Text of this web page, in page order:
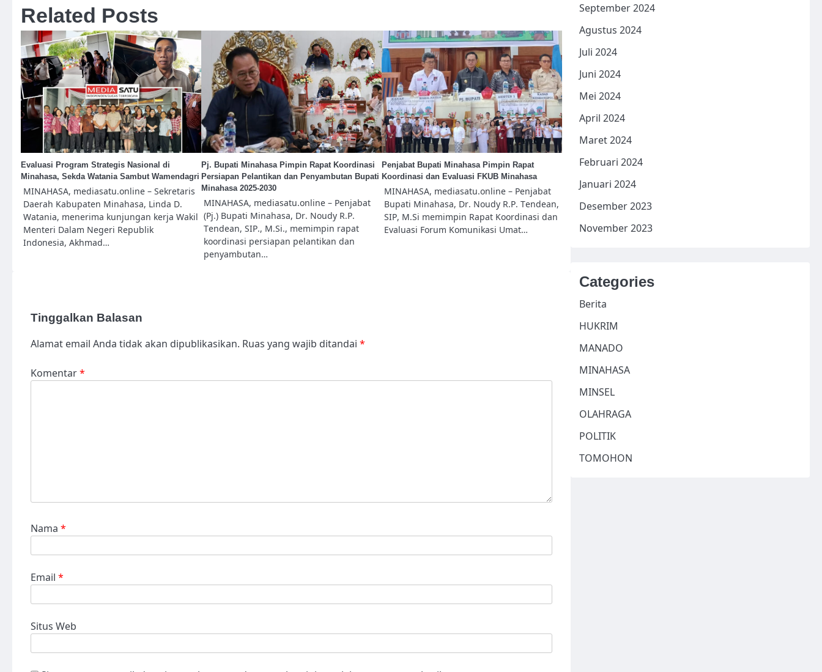
Related Posts
Evaluasi Program Strategis Nasional di
Minahasa, Sekda Watania Sambut Wamendagri
MINAHASA, mediasatu.online – Sekretaris
Daerah Kabupaten Minahasa, Linda D.
Watania, menerima kunjungan kerja Wakil
Menteri Dalam Negeri Republik
Indonesia, Akhmad…
Pj. Bupati Minahasa Pimpin Rapat Koordinasi
Persiapan Pelantikan dan Penyambutan Bupati
Minahasa 2025-2030
MINAHASA, mediasatu.online – Penjabat
(Pj.) Bupati Minahasa, Dr. Noudy R.P.
Tendean, SIP., M.Si., memimpin rapat
koordinasi persiapan pelantikan dan
penyambutan…
Penjabat Bupati Minahasa Pimpin Rapat
Koordinasi dan Evaluasi FKUB Minahasa
MINAHASA, mediasatu.online – Penjabat
Bupati Minahasa, Dr. Noudy R.P. Tendean,
SIP, M.Si memimpin Rapat Koordinasi dan
Evaluasi Forum Komunikasi Umat…
Tinggalkan Balasan
Alamat email Anda tidak akan dipublikasikan. Ruas yang wajib ditandai *
Komentar*
Nama *
Email *
Situs Web
September 2024
Agustus 2024
Juli 2024
Juni 2024
Mei 2024
April 2024
Maret 2024
Februari 2024
Januari 2024
Desember 2023
November 2023
Categories
Berita
HUKRIM
MANADO
MINAHASA
MINSEL
OLAHRAGA
POLITIK
TOMOHON